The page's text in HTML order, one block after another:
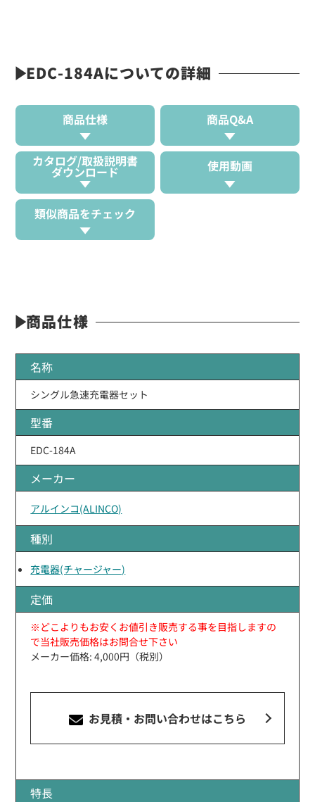
EDC-184Aについての詳細
商品仕様 商品Q&A
カタログ/取扱説明書
ダウンロード 使用動画
類似商品をチェック
商品仕様
名称
シングル急速充電器セット
型番
EDC-184A
メーカー
アルインコ(ALINCO)
種別
充電器(チャージャー)
定価
※どこよりもお安くお値引き販売する事を目指しますの
で当社販売価格はお問合せ下さい
メーカー価格: 4,000円（税別）
お見積・お問い合わせはこちら
特長